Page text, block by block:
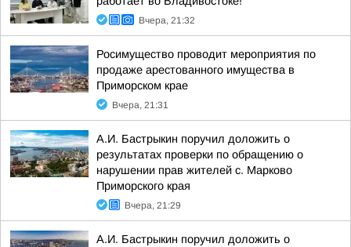
Вчера, 21:32
Росимущество проводит мероприятия по
продаже арестованного имущества в
Приморском крае
Вчера, 21:31
А.И. Бастрыкин поручил доложить о
результатах проверки по обращению о
нарушении прав жителей с. Марково
Приморского края
Вчера, 21:29
А.И. Бастрыкин поручил доложить о